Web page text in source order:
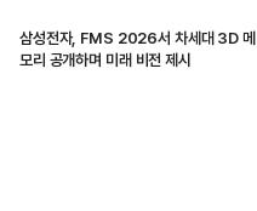
삼성전자, FMS 2026서 차세대 3D 메
모리 공개하며 미래 비전 제시